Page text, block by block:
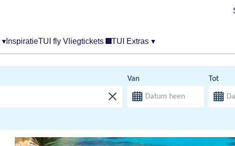
▾ InspiratieTUI fly Vliegtickets TUI Extras ▾
Van Tot